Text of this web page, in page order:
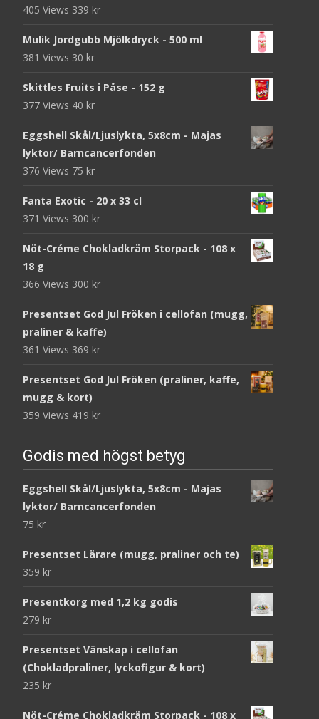
405 Views 339 kr
Mulik Jordgubb Mjölkdryck - 500 ml
381 Views 30 kr
Skittles Fruits i Påse - 152 g
377 Views 40 kr
Eggshell Skål/Ljuslykta, 5x8cm - Majas
lyktor/ Barncancerfonden
376 Views 75 kr
Fanta Exotic - 20 x 33 cl
371 Views 300 kr
Nöt-Créme Chokladkräm Storpack - 108 x
18 g
366 Views 300 kr
Presentset God Jul Fröken i cellofan (mugg,
praliner & kaffe)
361 Views 369 kr
Presentset God Jul Fröken (praliner, kaffe,
mugg & kort)
359 Views 419 kr
Godis med högst betyg
Eggshell Skål/Ljuslykta, 5x8cm - Majas
lyktor/ Barncancerfonden
75 kr
Presentset Lärare (mugg, praliner och te)
359 kr
Presentkorg med 1,2 kg godis
279 kr
Presentset Vänskap i cellofan
(Chokladpraliner, lyckofigur & kort)
235 kr
Nöt-Créme Chokladkräm Storpack - 108 x